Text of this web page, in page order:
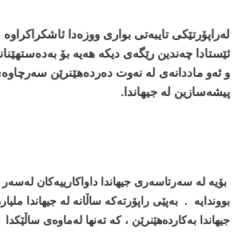
لەراپۆرتێکی تایبەتی بواری ووزەدا
ئێستادا چەندین رێگەی دیکە ھەیە بۆ
و ئەو ماددانەی لە نەوت دەردەھێنرێن
پیشەسازین لە جیھاندا.
بۆیە لە سەرتاسەری جیھاندا داواکارییەکان
بووندایە . بەپێی راپۆرتەکە ساڵانە لە جیھاندا